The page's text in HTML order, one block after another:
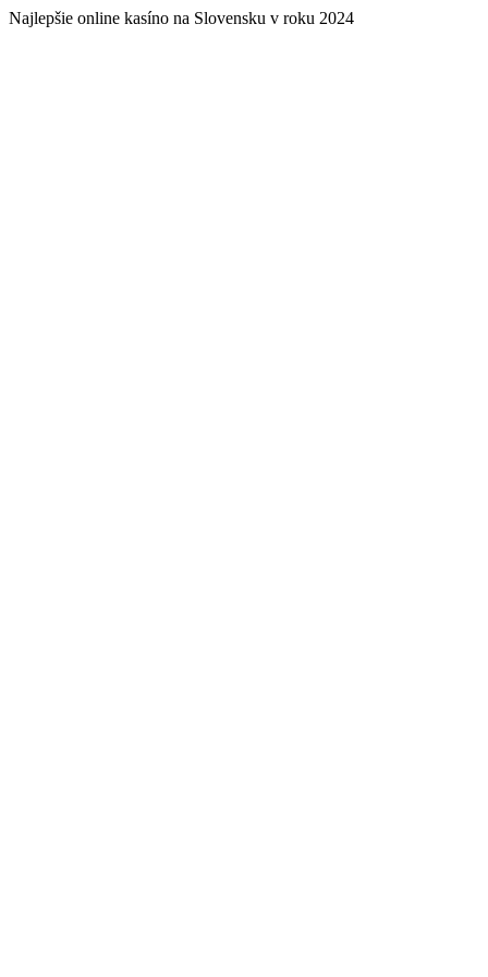
Najlepšie online kasíno na Slovensku v roku 2024